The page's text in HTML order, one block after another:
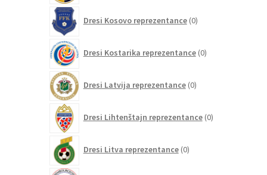
Dresi Kosovo reprezentance 0izdelkov
Dresi Kostarika reprezentance 0izdelkov
Dresi Latvija reprezentance 0izdelkov
Dresi Lihtenštajn reprezentance 0izdelkov
Dresi Litva reprezentance 0izdelkov